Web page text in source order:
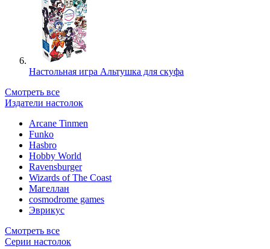
Настольная игра Альтушка для скуфа
Смотреть все
Издатели настолок
Arcane Tinmen
Funko
Hasbro
Hobby World
Ravensburger
Wizards of The Coast
Магеллан
сosmodrome games
Эврикус
Смотреть все
Серии настолок